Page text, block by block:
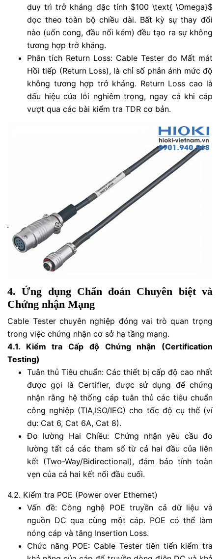
duy trì trở kháng đặc tính $100 \text{ \Omega}$
dọc theo toàn bộ chiều dài. Bất kỳ sự thay đổi
nào (uốn cong, đầu nối kém) đều tạo ra sự không
tương hợp trở kháng.
Phân tích Return Loss: Cable Tester đo Mất mát
Hồi tiếp (Return Loss), là chỉ số phản ánh mức độ
không tương hợp trở kháng. Return Loss cao là
dấu hiệu của lỗi nghiêm trọng, ngay cả khi cáp
vượt qua các bài kiểm tra TDR cơ bản.
4. Ứng dụng Chẩn đoán Chuyên biệt và
Chứng nhận Mạng
Cable Tester chuyên nghiệp đóng vai trò quan trọng
trong việc chứng nhận cơ sở hạ tầng mạng.
4.1. Kiểm tra Cấp độ Chứng nhận (Certification
Testing)
Tuân thủ Tiêu chuẩn: Các thiết bị cấp độ cao nhất
được gọi là Certifier, được sử dụng để chứng
nhận rằng hệ thống cáp tuân thủ các tiêu chuẩn
công nghiệp (TIA,ISO/IEC) cho tốc độ cụ thể (ví
dụ: Cat 6, Cat 6A, Cat 8).
Đo lường Hai Chiều: Chứng nhận yêu cầu đo
lường tất cả các tham số từ cả hai đầu của liên
kết (Two-Way/Bidirectional), đảm bảo tính toàn
vẹn của cả hai kết nối đầu cuối.
4.2. Kiểm tra POE (Power over Ethernet)
Vấn đề: Công nghệ POE truyền cả dữ liệu và
nguồn DC qua cùng một cáp. POE có thể làm
nóng cáp và tăng Insertion Loss.
Chức năng POE: Cable Tester tiên tiến kiểm tra